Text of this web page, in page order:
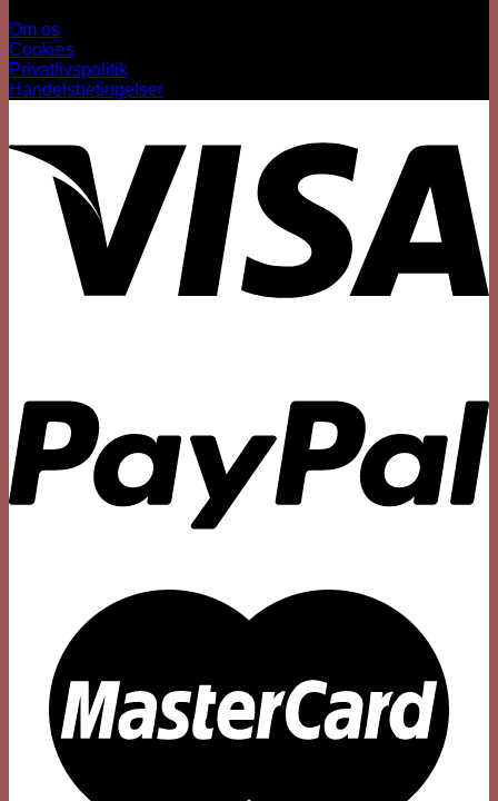
Om os
Cookies
Privatlivspolitik
Handelsbetingelser